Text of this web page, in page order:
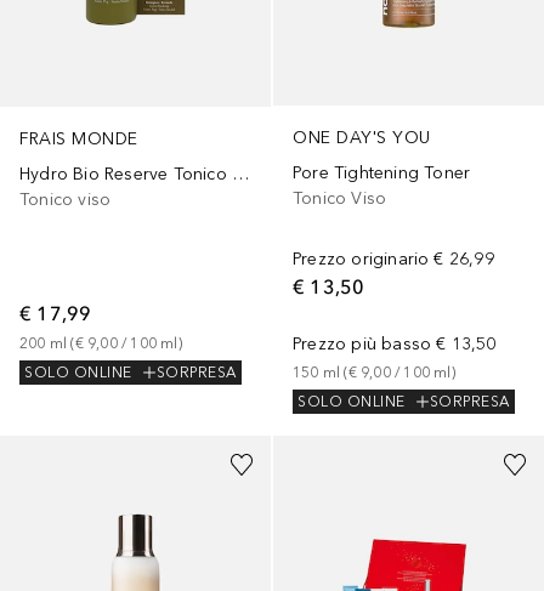
FRAIS MONDE
Hydro Bio Reserve Tonico Idratante
Tonico viso
€ 17,99
200 ml (€ 9,00 / 100 ml)
SOLO ONLINE
SORPRESA
ONE DAY'S YOU
Pore Tightening Toner
Tonico Viso
Prezzo originario € 26,99
€ 13,50
Prezzo più basso € 13,50
150 ml (€ 9,00 / 100 ml )
SOLO ONLINE
SORPRESA